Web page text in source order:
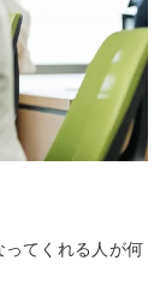
ってくれる人が何